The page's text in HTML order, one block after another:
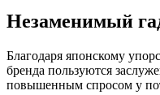
Незаменимый
Благодаря японскому
бренда пользуются
повышенным спросом у